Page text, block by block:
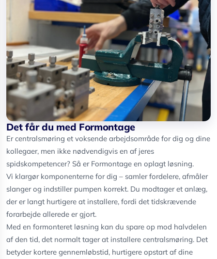
Det får du med Formontage
Er centralsmøring et voksende arbejdsområde for dig og dine
kollegaer, men ikke nødvendigvis en af jeres
spidskompetencer? Så er Formontage en oplagt løsning.
Vi klargør komponenterne for dig – samler fordelere, afmåler
slanger og indstiller pumpen korrekt. Du modtager et anlæg,
der er langt hurtigere at installere, fordi det tidskrævende
forarbejde allerede er gjort.
Med en formonteret løsning kan du spare op mod halvdelen
af den tid, det normalt tager at installere centralsmøring. Det
betyder kortere gennemløbstid, hurtigere opstart af dine